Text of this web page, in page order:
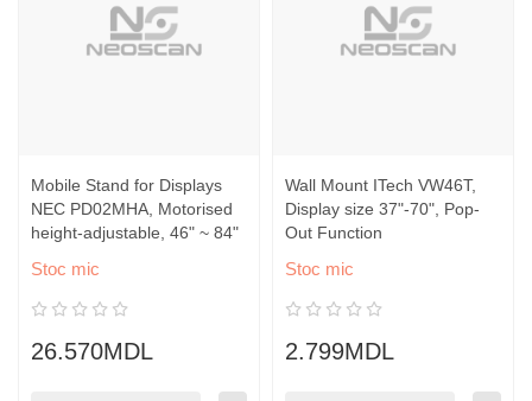
Mobile Stand for Displays
NEC PD02MHA, Motorised
height-adjustable, 46" ~ 84"
Stoc mic
26.570MDL
Wall Mount ITech VW46T,
Display size 37"-70", Pop-
Out Function
Stoc mic
2.799MDL